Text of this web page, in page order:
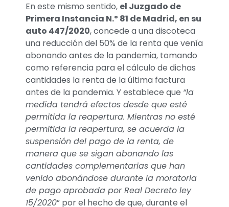
En este mismo sentido, el Juzgado de
Primera Instancia N.º 81 de Madrid, en su
auto 447/2020, concede a una discoteca
una reducción del 50% de la renta que venía
abonando antes de la pandemia, tomando
como referencia para el cálculo de dichas
cantidades la renta de la última factura
antes de la pandemia. Y establece que “la
medida tendrá efectos desde que esté
permitida la reapertura. Mientras no esté
permitida la reapertura, se acuerda la
suspensión del pago de la renta, de
manera que se sigan abonando las
cantidades complementarias que han
venido abonándose durante la moratoria
de pago aprobada por Real Decreto ley
15/2020” por el hecho de que, durante el